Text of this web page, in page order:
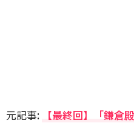
元記事: 【最終回】「鎌倉